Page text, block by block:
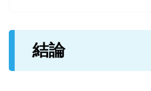
結論